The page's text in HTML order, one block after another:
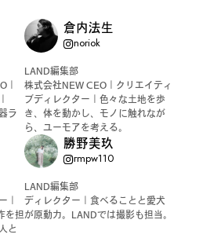
｜
ラ
倉内法生
noriok
LAND編集部
株式会社NEW CEO｜クリエイティ
ブディレクター｜色々な土地を歩
き、体を動かし、モノに触れなが
ら、ユーモアを考える。
｜
を担
と
勝野美玖
rmpw110
LAND編集部
ディレクター｜食べることと愛犬
が原動力。LANDでは撮影も担当。